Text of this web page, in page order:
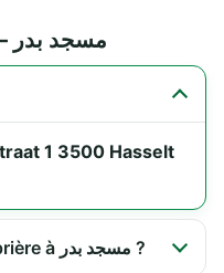
Questions fréquentes — مسجد بدر
1 3500 Hasselt
Quels sont les horaires de prière à مسجد بدر ?